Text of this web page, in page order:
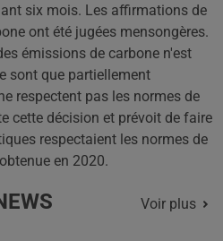
six mois. Les affirmations de
ont été jugées mensongères.
émissions de carbone n'est
sont que partiellement
respectent pas les normes de
cette décision et prévoit de faire
respectaient les normes de
en 2020.
Voir plus